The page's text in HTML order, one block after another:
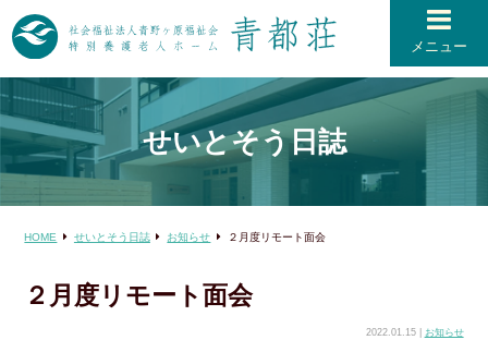
メニュー
せいとそう日誌
HOME せいとそう日誌 お知らせ ２月度リモート面会
２月度リモート面会
2022.01.15 | お知らせ